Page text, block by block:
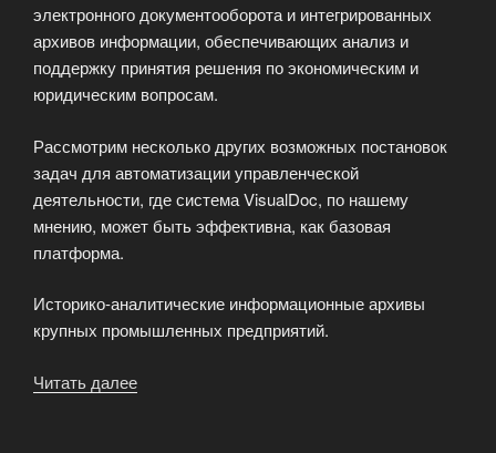
электронного документооборота и интегрированных
архивов информации, обеспечивающих анализ и
поддержку принятия решения по экономическим и
юридическим вопросам.
Рассмотрим несколько других возможных постановок
задач для автоматизации управленческой
деятельности, где система VisualDoc, по нашему
мнению, может быть эффективна, как базовая
платформа.
Историко-аналитические информационные архивы
крупных промышленных предприятий.
Читать далее